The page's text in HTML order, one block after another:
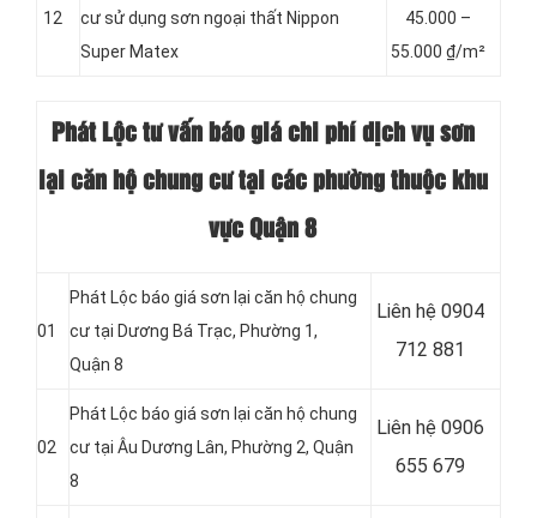
12
cư sử dụng sơn ngoại thất Nippon
Super Matex
45.000 –
55.000 ₫/m²
Phát Lộc tư vấn báo giá chi phí dịch vụ sơn
lại căn hộ chung cư tại các phường thuộc khu
vực Quận 8
01
Phát Lộc báo giá sơn lại căn hộ chung
cư tại Dương Bá Trạc, Phường 1,
Quận 8
Liên hệ 0904
712 881
02
Phát Lộc báo giá sơn lại căn hộ chung
cư tại Âu Dương Lân, Phường 2, Quận
8
Liên hệ 0906
655 679